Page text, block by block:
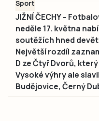
Sport
JIŽNÍ ČECHY –
neděle 17. května
soutěžích hned
Největší rozdíl
D ze Čtyř Dvorů,
Vysoké výhry ale
Budějovice, Černý